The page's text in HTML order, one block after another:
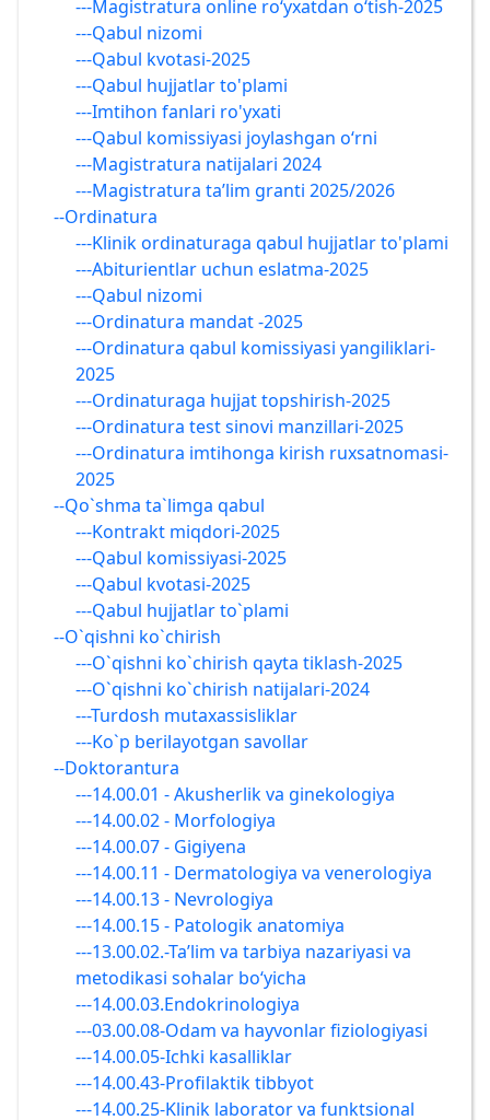
---Magistratura online ro‘yxatdan o‘tish-2025
---Qabul nizomi
---Qabul kvotasi-2025
---Qabul hujjatlar to'plami
---Imtihon fanlari ro'yxati
---Qabul komissiyasi joylashgan o‘rni
---Magistratura natijalari 2024
---Magistratura ta’lim granti 2025/2026
--Ordinatura
---Klinik ordinaturaga qabul hujjatlar to'plami
---Abiturientlar uchun eslatma-2025
---Qabul nizomi
---Ordinatura mandat -2025
---Ordinatura qabul komissiyasi yangiliklari-
2025
---Ordinaturaga hujjat topshirish-2025
---Ordinatura test sinovi manzillari-2025
---Ordinatura imtihonga kirish ruxsatnomasi-
2025
--Qo`shma ta`limga qabul
---Kontrakt miqdori-2025
---Qabul komissiyasi-2025
---Qabul kvotasi-2025
---Qabul hujjatlar to`plami
--O`qishni ko`chirish
---O`qishni ko`chirish qayta tiklash-2025
---O`qishni ko`chirish natijalari-2024
---Turdosh mutaxassisliklar
---Ko`p berilayotgan savollar
--Doktоrantura
---14.00.01 - Akusherlik va ginekologiya
---14.00.02 - Morfologiya
---14.00.07 - Gigiyena
---14.00.11 - Dermatologiya va venerologiya
---14.00.13 - Nevrologiya
---14.00.15 - Patologik anatomiya
---13.00.02.-Ta’lim va tarbiya nazariyasi va
metodikasi sohalar boʻyicha
---14.00.03.Endokrinologiya
---03.00.08-Odam va hayvonlar fiziologiyasi
---14.00.05-Ichki kasalliklar
---14.00.43-Profilaktik tibbyot
---14.00.25-Klinik laborator va funktsional